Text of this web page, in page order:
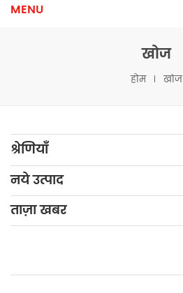
MENU
खोज
होम खोज
श्रेणियाँ
नये उत्पाद
ताज़ा खबर